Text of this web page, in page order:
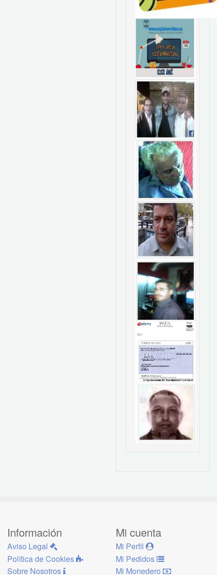
Información
Aviso Legal
Política de Cookies
Sobre Nosotros
Mi cuenta
Mi Perfil
Mi Pedidos
Mi Monedero